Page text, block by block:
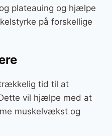
plateauing og hjælpe
på forskellige
tid til at
vil hjælpe med at
muskelvækst og